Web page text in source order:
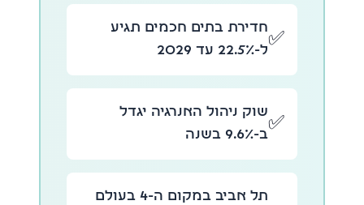
✅
חדירת בתים חכמים תגיע
ל-22.5% עד 2029
✅
שוק ניהול האנרגיה יגדל
ב-9.6% בשנה
תל אביב במקום ה-4 בעולם